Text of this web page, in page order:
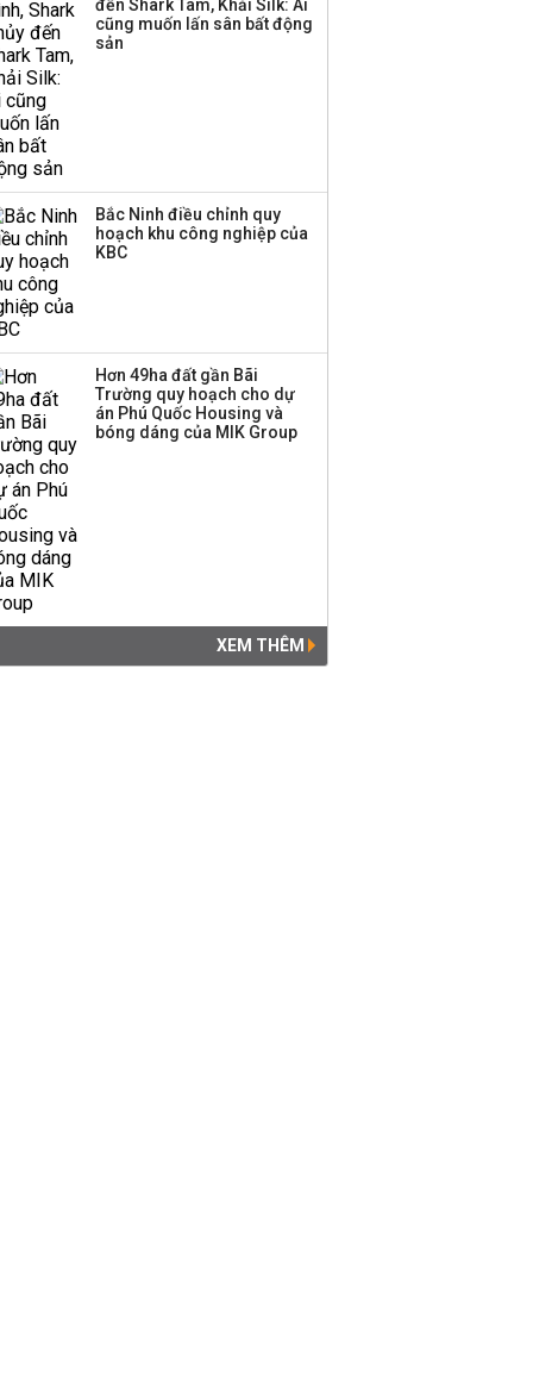
đến Shark Tam, Khải Silk: Ai
cũng muốn lấn sân bất động
sản
Bắc Ninh điều chỉnh quy
hoạch khu công nghiệp của
KBC
Hơn 49ha đất gần Bãi
Trường quy hoạch cho dự
án Phú Quốc Housing và
bóng dáng của MIK Group
XEM THÊM